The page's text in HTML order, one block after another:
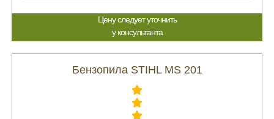
Цену следует уточнить
у консультанта
Бензопила STIHL MS 201